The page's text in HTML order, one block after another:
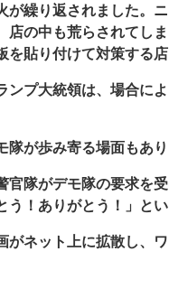
が繰り返されました。
店の中も荒らされてし
貼り付けて対策する店
ンプ大統領は、場合に
が歩み寄る場面もあり
官隊がデモ隊の要求を
！ありがとう！」とい
がネット上に拡散し、